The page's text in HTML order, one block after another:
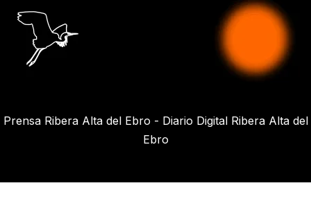
Prensa Ribera Alta del Ebro - Diario Digital Ribera Alta del
Ebro